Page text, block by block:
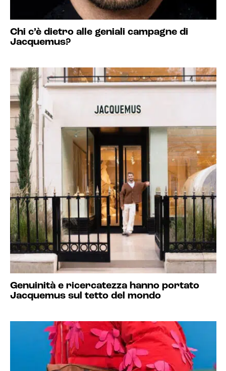
Chi c’è dietro alle geniali campagne di
Jacquemus?
Genuinità e ricercatezza hanno portato
Jacquemus sul tetto del mondo